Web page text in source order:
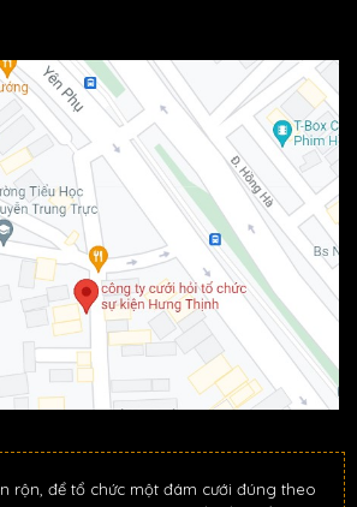
rộn, để tổ chức một đám cưới đúng theo